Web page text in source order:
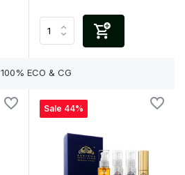
100% ECO & CG
Sale 44%